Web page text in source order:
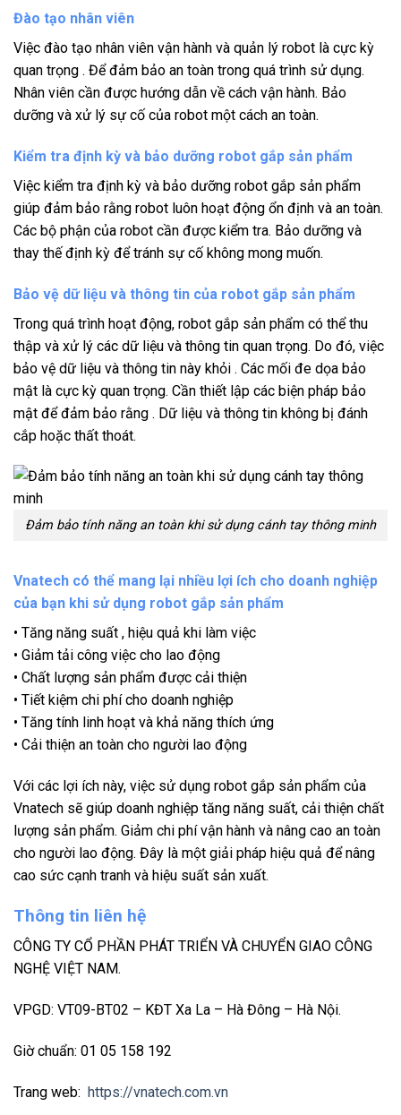
Đào tạo nhân viên
Việc đào tạo nhân viên vận hành và quản lý robot là cực kỳ
quan trọng . Để đảm bảo an toàn trong quá trình sử dụng.
Nhân viên cần được hướng dẫn về cách vận hành. Bảo
dưỡng và xử lý sự cố của robot một cách an toàn.
Kiểm tra định kỳ và bảo dưỡng robot gắp sản phẩm
Việc kiểm tra định kỳ và bảo dưỡng robot gắp sản phẩm
giúp đảm bảo rằng robot luôn hoạt động ổn định và an toàn.
Các bộ phận của robot cần được kiểm tra. Bảo dưỡng và
thay thế định kỳ để tránh sự cố không mong muốn.
Bảo vệ dữ liệu và thông tin của robot gắp sản phẩm
Trong quá trình hoạt động, robot gắp sản phẩm có thể thu
thập và xử lý các dữ liệu và thông tin quan trọng. Do đó, việc
bảo vệ dữ liệu và thông tin này khỏi . Các mối đe dọa bảo
mật là cực kỳ quan trọng. Cần thiết lập các biện pháp bảo
mật để đảm bảo rằng . Dữ liệu và thông tin không bị đánh
cắp hoặc thất thoát.
Đảm bảo tính năng an toàn khi sử dụng cánh tay thông minh
Vnatech có thể mang lại nhiều lợi ích cho doanh nghiệp
của bạn khi sử dụng robot gắp sản phẩm
• Tăng năng suất , hiệu quả khi làm việc
• Giảm tải công việc cho lao động
• Chất lượng sản phẩm được cải thiện
• Tiết kiệm chi phí cho doanh nghiệp
• Tăng tính linh hoạt và khả năng thích ứng
• Cải thiện an toàn cho người lao động
Với các lợi ích này, việc sử dụng robot gắp sản phẩm của
Vnatech sẽ giúp doanh nghiệp tăng năng suất, cải thiện chất
lượng sản phẩm. Giảm chi phí vận hành và nâng cao an toàn
cho người lao động. Đây là một giải pháp hiệu quả để nâng
cao sức cạnh tranh và hiệu suất sản xuất.
Thông tin liên hệ
CÔNG TY CỔ PHẦN PHÁT TRIỂN VÀ CHUYỂN GIAO CÔNG
NGHỆ VIỆT NAM.
VPGD: VT09-BT02 – KĐT Xa La – Hà Đông – Hà Nội.
Giờ chuẩn: 01 05 158 192
Trang web: https://vnatech.com.vn